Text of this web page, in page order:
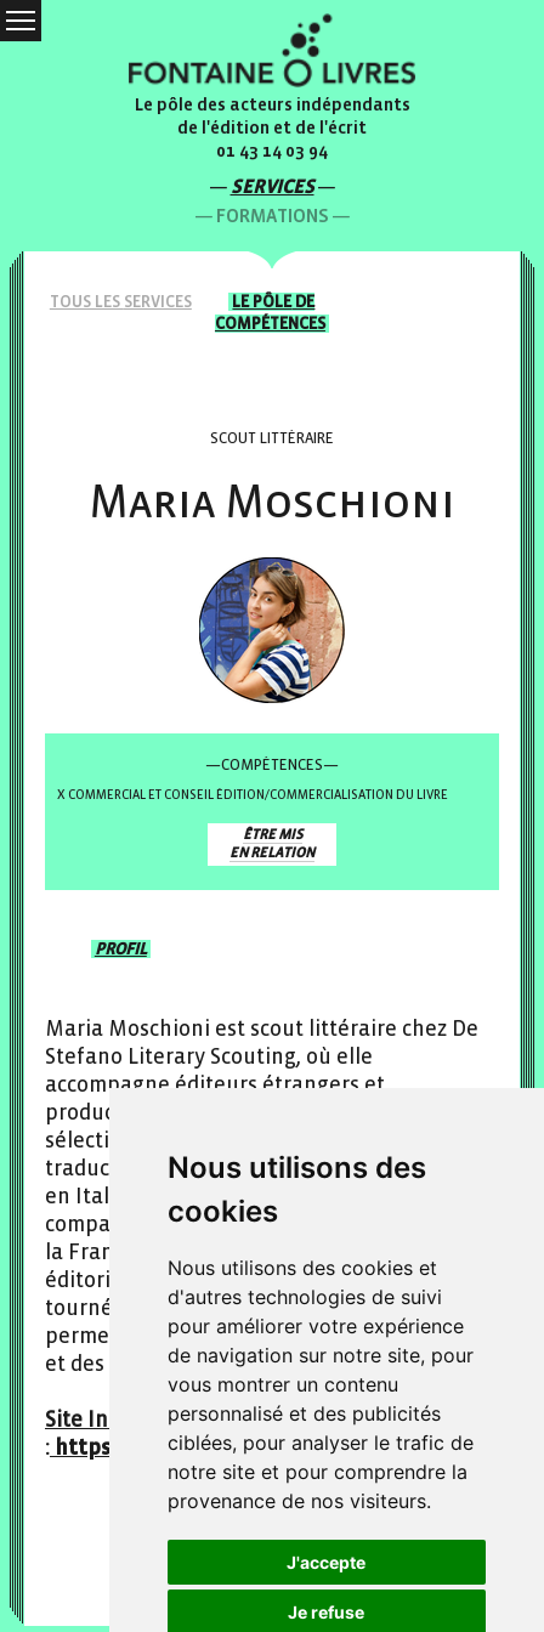
Nous utilisons des
cookies
Nous utilisons des cookies et
d'autres technologies de suivi
pour améliorer votre expérience
de navigation sur notre site, pour
vous montrer un contenu
personnalisé et des publicités
ciblées, pour analyser le trafic de
notre site et pour comprendre la
provenance de nos visiteurs.
J'accepte
Je refuse
Le pôle des acteurs indépendants
de l'édition et de l'écrit
01 43 14 03 94
SERVICES
FORMATIONS
TOUS LES SERVICES LE PÔLEDE
COMPÉTENCES
SCOUT LITTÉRAIRE
Maria Moschioni
—COMPÉTENCES—
COMMERCIAL ET CONSEIL ÉDITION/COMMERCIALISATION DU LIVRE
ÊTRE MIS
EN RELATION
PROFIL
Maria Moschioni est scout littéraire chez De
Stefano Literary Scouting, où elle
accompagne éditeurs étrangers et
producteurs dans la découverte et la
sélection de titres francophones pour la
traduction et l'adaptation audiovisuelle. Née
en Italie, elle a fait des études de littérature
comparée entre l'Écosse, l'Italie, le Canada et
la France. Après une première expérience
éditoriale chez Neri Pozza en Italie, elle s'est
tournée vers le scouting, une activité qui lui
permet de chercher et faire voyager des voix
et des histoires.
Site Internet
: https://destefanoliteraryscouting.com/